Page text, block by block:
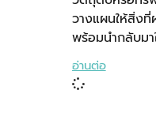
วางแผนให้สิ่ง
พร้อมนำกลับมา
อ่านต่อ